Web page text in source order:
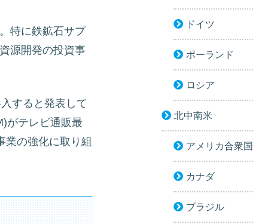
特に鉄鉱石サプ
源開発の投資事
すると発表して
がテレビ通販最
業の強化に取り組
ドイツ
ポーランド
ロシア
北中南米
アメリカ合衆国
カナダ
ブラジル